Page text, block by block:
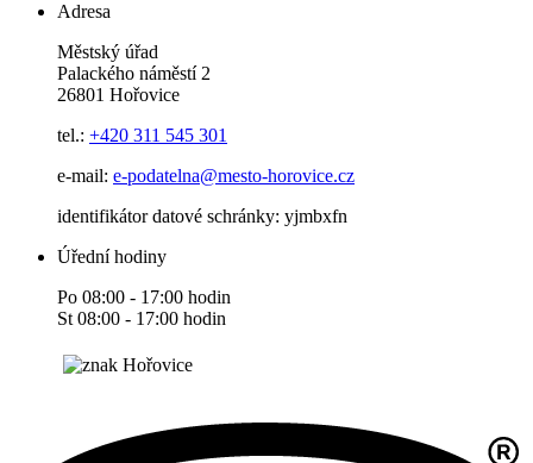
Adresa
Městský úřad
Palackého náměstí 2
26801 Hořovice
tel.: +420 311 545 301
e-mail: e-podatelna@mesto-horovice.cz
identifikátor datové schránky: yjmbxfn
Úřední hodiny
Po 08:00 - 17:00 hodin
St 08:00 - 17:00 hodin